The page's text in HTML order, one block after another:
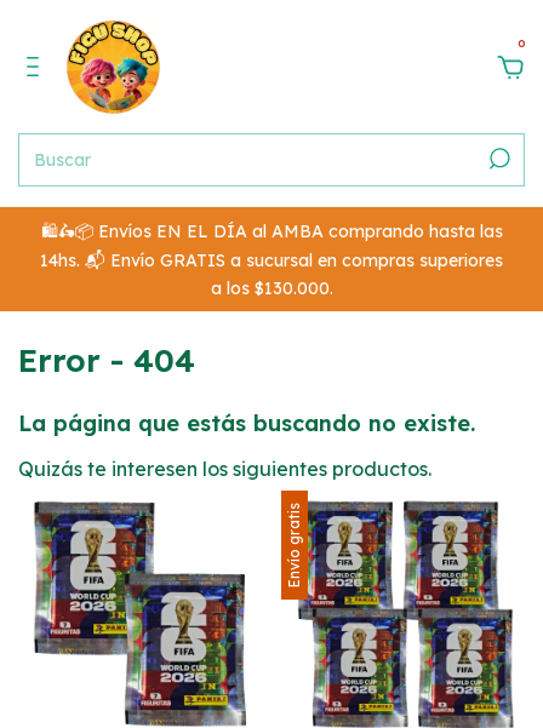
0
🛍️🛵📦 Envíos EN EL DÍA al AMBA comprando hasta las
14hs. 📬 Envío GRATIS a sucursal en compras superiores
a los $130.000.
Error - 404
La página que estás buscando no existe.
Quizás te interesen los siguientes productos.
Envío gratis